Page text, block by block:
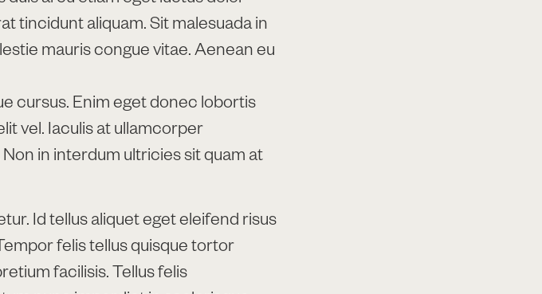
tincidunt aliquam. Sit malesuada in
mauris congue vitae. Aenean eu
cursus. Enim eget donec lobortis
vel. Iaculis at ullamcorper
in interdum ultricies sit quam at
Id tellus aliquet eget eleifend risus
felis tellus quisque tortor
facilisis. Tellus felis